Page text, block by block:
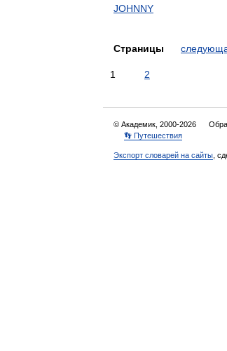
JOHNNY
Страницы
1 2
© Академик, 2000-2026
👣 Путешествия
Экспорт словарей на сайты ,